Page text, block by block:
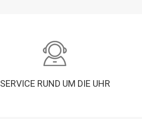
SERVICE RUND UM DIE UHR